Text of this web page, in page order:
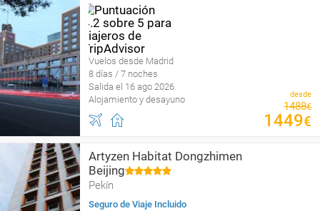
Vuelos desde Madrid
8 días / 7 noches
Salida el 16 ago 2026
Alojamiento y desayuno
desde
1488€
1449€
Artyzen Habitat Dongzhimen
Beijing
Pekín
Seguro de Viaje Incluido